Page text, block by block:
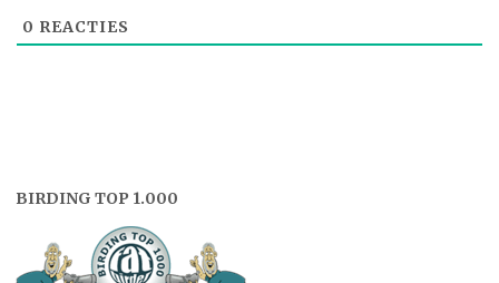
0 REACTIES
BIRDING TOP 1.000